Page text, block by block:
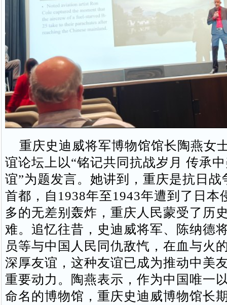
重庆史迪威将军博物馆馆长陶燕女
谊论坛上以“铭记共同抗战岁月 传承
谊”为题发言。她讲到，重庆是抗日战
首都，自1938年至1943年遭到了日本
多的无差别轰炸，重庆人民蒙受了历
难。追忆往昔，史迪威将军、陈纳德
员等与中国人民同仇敌忾，在血与火
深厚友谊，这种友谊已成为推动中美
重要动力。陶燕表示，作为中国唯一
命名的博物馆，重庆史迪威博物馆长